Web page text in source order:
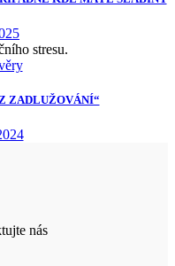
ZADLUŽOVÁNÍ“
nás